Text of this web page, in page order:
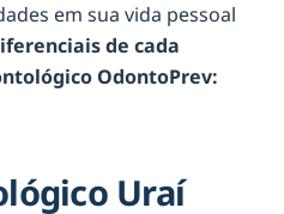
em sua vida pessoal
de cada
OdontoPrev:
Uraí